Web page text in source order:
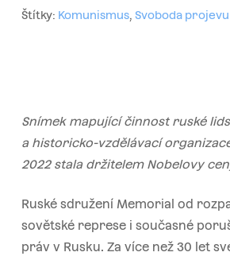
Štítky: Komunismus, Svoboda projevu
Snímek mapující činnost ruské
a historicko-vzdělávací
2022 stala držitelem Nobelovy
Ruské sdružení Memorial od
sovětské represe i současné
práv v Rusku. Za více než 30 let